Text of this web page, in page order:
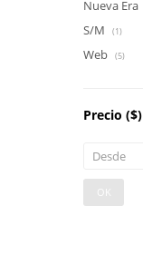
Nueva Era
S/M (1)
Web (5)
Precio ($)
OK